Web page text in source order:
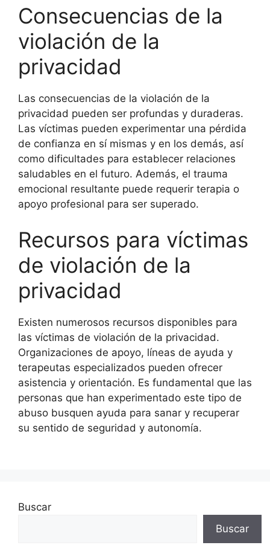
Consecuencias de la
violación de la
privacidad
Las consecuencias de la violación de la
privacidad pueden ser profundas y duraderas.
Las víctimas pueden experimentar una pérdida
de confianza en sí mismas y en los demás, así
como dificultades para establecer relaciones
saludables en el futuro. Además, el trauma
emocional resultante puede requerir terapia o
apoyo profesional para ser superado.
Recursos para víctimas
de violación de la
privacidad
Existen numerosos recursos disponibles para
las víctimas de violación de la privacidad.
Organizaciones de apoyo, líneas de ayuda y
terapeutas especializados pueden ofrecer
asistencia y orientación. Es fundamental que las
personas que han experimentado este tipo de
abuso busquen ayuda para sanar y recuperar
su sentido de seguridad y autonomía.
Buscar
Buscar